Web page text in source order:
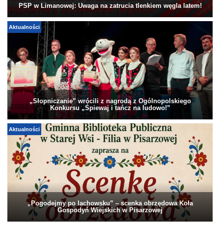
PSP w Limanowej: Uwaga na zatrucia tlenkiem węgla latem!
Aktualności
„Słopniczanie” wrócili z nagrodą z Ogólnopolskiego
Konkursu „Śpiewaj i tańcz na ludowo!”
Aktualności
„Pogodejmy po lachowsku” – scenka obrzędowa Koła
Gospodyń Wiejskich w Pisarzowej